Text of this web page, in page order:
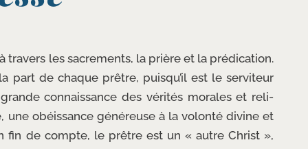
les sacre­ments, la prière et la pré­di­ca­tion.
part de chaque prêtre, puisqu’il est le ser­vi­teur
connais­sance des véri­tés morales et reli­
obéis­sance géné­reuse à la volon­té divine et
fin de compte, le prêtre est un « autre Christ »,